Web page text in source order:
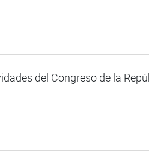
del Congreso de la